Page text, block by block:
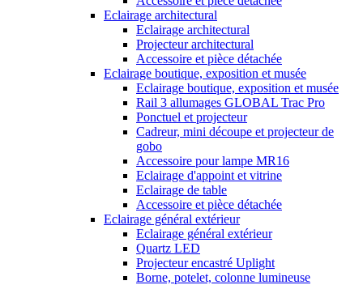
Eclairage architectural
Eclairage architectural
Projecteur architectural
Accessoire et pièce détachée
Eclairage boutique, exposition et musée
Eclairage boutique, exposition et musée
Rail 3 allumages GLOBAL Trac Pro
Ponctuel et projecteur
Cadreur, mini découpe et projecteur de
gobo
Accessoire pour lampe MR16
Eclairage d'appoint et vitrine
Eclairage de table
Accessoire et pièce détachée
Eclairage général extérieur
Eclairage général extérieur
Quartz LED
Projecteur encastré Uplight
Borne, potelet, colonne lumineuse